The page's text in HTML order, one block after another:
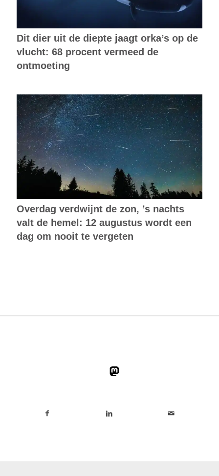
Dit dier uit de diepte jaagt orka’s op de
vlucht: 68 procent vermeed de
ontmoeting
Overdag verdwijnt de zon, ’s nachts
valt de hemel: 12 augustus wordt een
dag om nooit te vergeten